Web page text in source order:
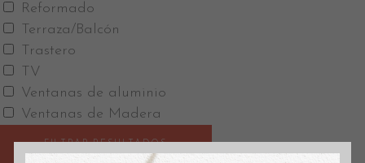
Reformado
Terraza/Balcón
Trastero
TV
Ventanas de aluminio
Ventanas de Madera
FILTRAR RESULTADOS